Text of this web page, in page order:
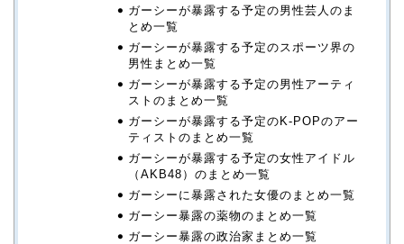
ガーシーが暴露する予定の男性芸人のま
とめ一覧
ガーシーが暴露する予定のスポーツ界の
男性まとめ一覧
ガーシーが暴露する予定の男性アーティ
ストのまとめ一覧
ガーシーが暴露する予定のK-POPのアー
ティストのまとめ一覧
ガーシーが暴露する予定の女性アイドル
（AKB48）のまとめ一覧
ガーシーに暴露された女優のまとめ一覧
ガーシー暴露の薬物のまとめ一覧
ガーシー暴露の政治家まとめ一覧